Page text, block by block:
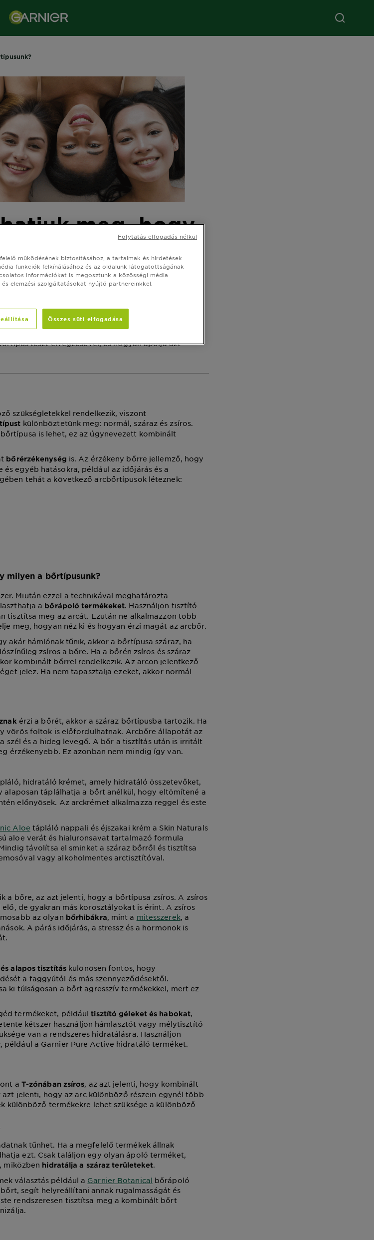
meg, hogy
rutin kialakításának első lépése, így a bőrnek
ki. Ebben a cikkben tippeket adunk, hogyan
teszt elvégzésével, és hogyan ápolja azt
szükségletekkel rendelkezik, viszont
különböztetünk meg: normál, száraz és zsíros.
is lehet, ez az úgynevezett kombinált
bőrérzékenység is. Az érzékeny bőrre jellemző, hogy
egyéb hatásokra, például az időjárás és a
tehát a következő arcbőrtípusok léteznek:
milyen a bőrtípusunk?
Miután ezzel a technikával meghatározta
a bőrápoló termékeket. Használjon tisztító
tisztítsa meg az arcát. Ezután ne alkalmazzon több
meg, hogyan néz ki és hogyan érzi magát az arcbőr.
akár hámlónak tűnik, akkor a bőrtípusa száraz, ha
zsíros a bőre. Ha a bőrén zsíros és száraz
kombinált bőrrel rendelkezik. Az arcon jelentkező
jelez. Ha nem tapasztalja ezeket, akkor normál
érzi a bőrét, akkor a száraz bőrtípusba tartozik. Ha
vörös foltok is előfordulhatnak. Arcbőre állapotát az
szél és a hideg levegő. A bőr a tisztítás után is irritált
érzékenyebb. Ez azonban nem mindig így van.
hidratáló krémet, amely hidratáló összetevőket,
alaposan táplálhatja a bőrt anélkül, hogy eltömítené a
előnyösek. Az arckrémet alkalmazza reggel és este
Aloe tápláló nappali és éjszakai krém a Skin Naturals
aloe verát és hialuronsavat tartalmazó formula
távolítsa el sminket a száraz bőrről és tisztítsa
vagy alkoholmentes arctisztítóval.
a bőre, az azt jelenti, hogy a bőrtípusa zsíros. A zsíros
de gyakran más korosztályokat is érint. A zsíros
az olyan bőrhibákra, mint a mitesszerek, a
A párás időjárás, a stressz és a hormonok is
alapos tisztítás különösen fontos, hogy
a faggyútól és más szennyeződésektől.
ki túlságosan a bőrt agresszív termékekkel, mert ez
termékeket, példáultisztító géleket és habokat,
kétszer használjon hámlasztót vagy mélytisztító
van a rendszeres hidratálásra. Használjon
, például a Garnier Pure Active hidratáló terméket.
a T-zónában zsíros, az azt jelenti, hogy kombinált
jelenti, hogy az arc különböző részein egynél több
különböző termékekre lehet szüksége a különböző
tűnhet. Ha a megfelelő termékek állnak
ezt. Csak találjon egy olyan ápoló terméket,
, miközben hidratálja a száraz területeket.
választás például a Garnier Botanical bőrápoló
segít helyreállítani annak rugalmasságát és
rendszeresen tisztítsa meg a kombinált bőrt
működésének biztosításához, a tartalmak és hirdetések
funkciók felkínálásához és az oldalunk látogatottságának
információkat is megosztunk a közösségi média
elemzési szolgáltatásokat nyújtó partnereinkkel.
Összes süti elfogadása
Folytatás elfogadás nélkül